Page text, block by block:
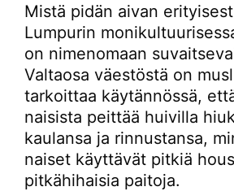
Mistä pidän aivan
Lumpurin
on nimenomaan
Valtaosa väestöstä on
tarkoittaa käytännössä,
naisista peittää huivilla
kaulansa ja rinnustansa,
naiset käyttävät pitkiä
pitkähihaisia paitoja.